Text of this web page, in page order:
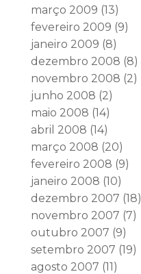
março 2009 (13)
fevereiro 2009 (9)
janeiro 2009 (8)
dezembro 2008 (8)
novembro 2008 (2)
junho 2008 (2)
maio 2008 (14)
abril 2008 (14)
março 2008 (20)
fevereiro 2008 (9)
janeiro 2008 (10)
dezembro 2007 (18)
novembro 2007 (7)
outubro 2007 (9)
setembro 2007 (19)
agosto 2007 (11)